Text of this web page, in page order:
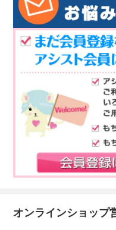
オンラインショップ